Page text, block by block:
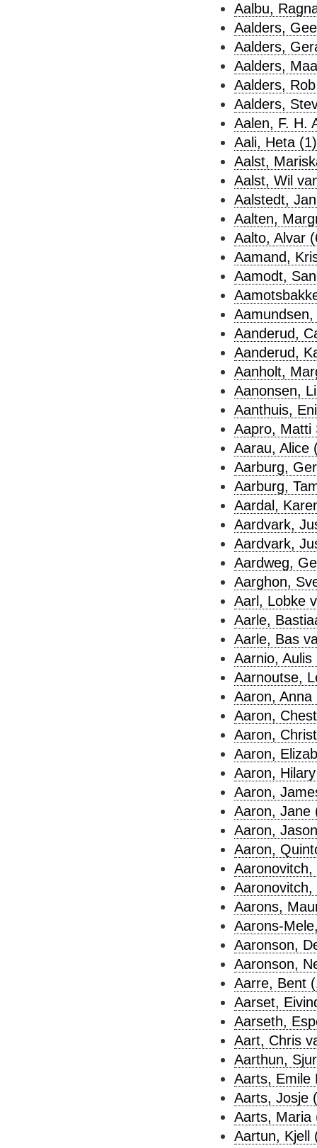
Aalbu,
Aalders,
Aalders,
Aalders,
Aalders,
Aalders,
Aalen, F. H.
Aali, Heta (1)
Aalst,
Aalst, Wil
Aalstedt,
Aalten,
Aalto, Alvar
Aamand,
Aamodt,
Aanderud,
Aanderud,
Aanholt,
Aanonsen,
Aanthuis,
Aapro, Matti
Aarau, Alice
Aarburg,
Aarburg,
Aardal,
Aardvark,
Aardvark,
Aardweg,
Aarghon,
Aarl, Lobke
Aarle,
Aarle, Bas
Aarnio, Aulis
Aarnoutse,
Aaron, Anna
Aaron,
Aaron,
Aaron,
Aaron,
Aaron,
Aaron, Jane
Aaron,
Aaron,
Aaronovitch,
Aarons,
Aarons-
Aaronson,
Aaronson,
Aarre, Bent
Aarset,
Aarseth,
Aart, Chris
Aarthun,
Aarts, Emile
Aarts, Josje
Aarts, Maria
Aartun, Kjell